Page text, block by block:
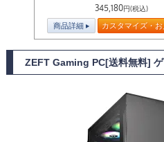
345,180円(税込)
商品詳細 カスタマイズ・
ZEFT Gaming PC[送料無料]